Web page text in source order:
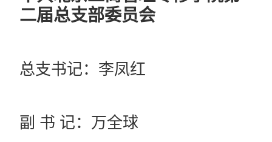
二届总支部委员会
总支书记：李凤红
副 书 记：万全球